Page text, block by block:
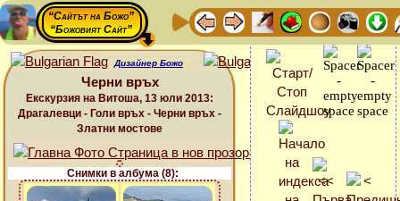
“Сайтът на Божо”
“Божовият Сайт”
Дизайнер Божо
Черни връх
Екскурзия на Витоша, 13 юли 2013:
Драгалевци - Голи връх - Черни връх -
Златни мостове
Снимки в албума (8):